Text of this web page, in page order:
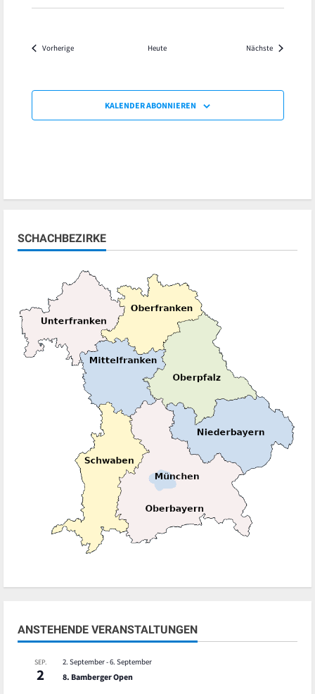
VorherigeVeranstaltungen Heute Nächste
KALENDER ABONNIEREN
SCHACHBEZIRKE
ANSTEHENDE VERANSTALTUNGEN
SEP.
2
2. September-6. September
8. Bamberger Open